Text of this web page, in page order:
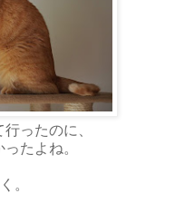
ったのに、
たよね。
。